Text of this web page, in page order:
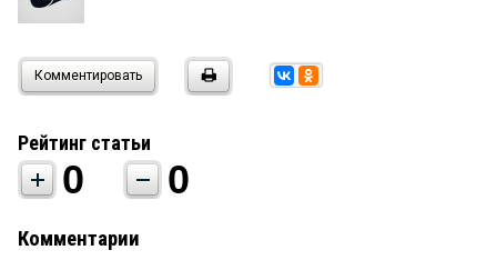
Комментировать
Рейтинг статьи
0 0
Комментарии